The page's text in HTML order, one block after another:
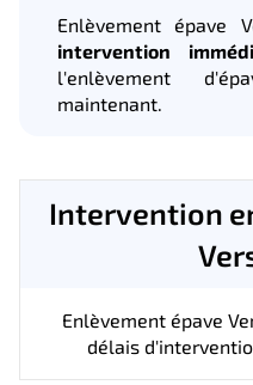
Enlèvement épave
intervention
l'enlèvement
maintenant.
Intervention
Enlèvement épave
délais